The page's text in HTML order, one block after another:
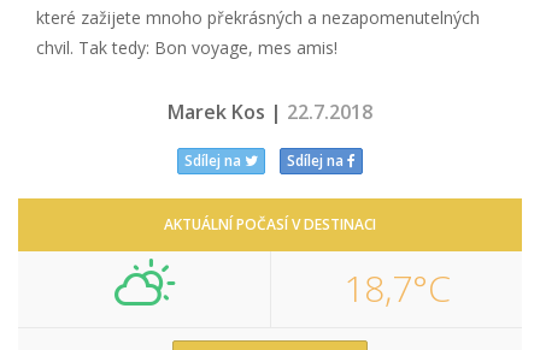
které zažijete mnoho překrásných a nezapomenutelných
chvil. Tak tedy: Bon voyage, mes amis!
Marek Kos | 22.7.2018
Sdílej na Sdílej na
AKTUÁLNÍ POČASÍ V DESTINACI
18,7°C